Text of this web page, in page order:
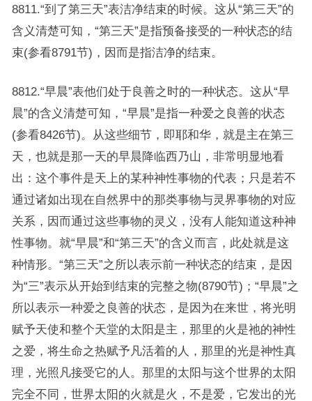
8811.“到了第三天”表洁净结束的时候。这从“第三天”的
含义清楚可知，“第三天”是指预备接受的一种状态的结
束(参看8791节)，因而是指洁净的结束。
8812.“早晨”表他们处于良善之时的一种状态。这从“早
晨”的含义清楚可知，“早晨”是指一种爱之良善的状态
(参看8426节)。从这些细节，即耶和华，就是主在第三
天，也就是那一天的早晨降临西乃山，非常明显地看
出：这个事件是天上的某种神性事物的代表；只是若不
通过诸如出现在自然界中的那类事物与灵界事物的对应
关系，因而通过这些事物的灵义，没有人能知道这种神
性事物。就“早晨”和“第三天”的含义而言，此处就是这
种情形。“第三天”之所以表示前一种状态的结束，是因
为“三”表示从开始到结束的完整之物(8790节)；“早晨”之
所以表示一种爱之良善的状态，是因为在来世，将光明
赋予天使和整个天堂的太阳是主，那里的火是祂的神性
之爱，将生命之热赋予凡活着的人，那里的光是神性真
理，光照凡接受它的人。那里的太阳与这个世界的太阳
完全不同，世界太阳的火就是火，不是爱，它发出的光